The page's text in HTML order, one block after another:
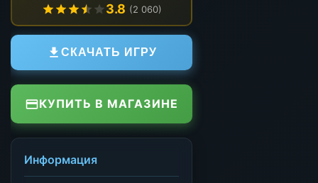
3.8 (2 060)
СКАЧАТЬ ИГРУ
КУПИТЬ В МАГАЗИНЕ
Информация